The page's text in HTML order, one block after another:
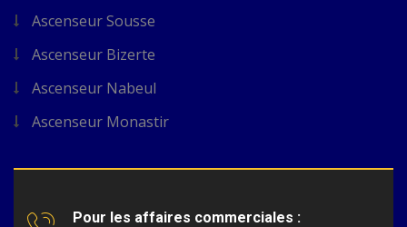
Ascenseur Sousse
Ascenseur Bizerte
Ascenseur Nabeul
Ascenseur Monastir
Pour les affaires commerciales :